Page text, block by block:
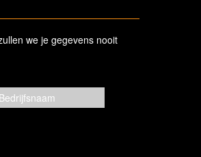
we je gegevens nooit